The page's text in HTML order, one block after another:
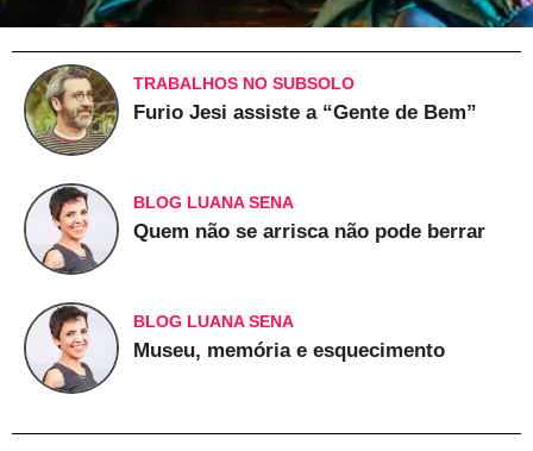
TRABALHOS NO SUBSOLO
Furio Jesi assiste a “Gente de Bem”
BLOG LUANA SENA
Quem não se arrisca não pode berrar
BLOG LUANA SENA
Museu, memória e esquecimento